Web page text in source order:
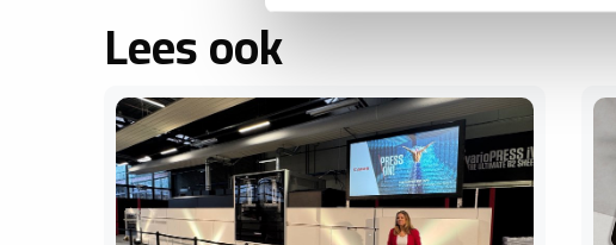
Lees ook